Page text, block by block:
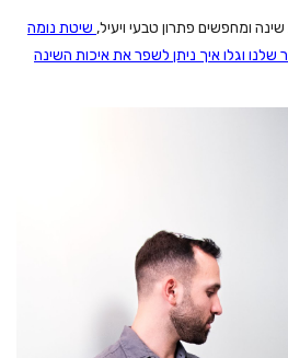
ומחפשים פתרון טבעי ויעיל, שיטת נומה
וגלו איך ניתן לשפר את איכות השינה